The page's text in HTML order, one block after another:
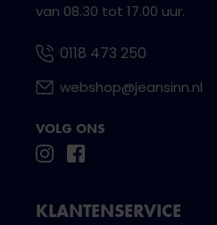
van 08.30 tot 17.00 uur.
0118 473 250
webshop@jeansinn.nl
VOLG ONS
KLANTENSERVICE